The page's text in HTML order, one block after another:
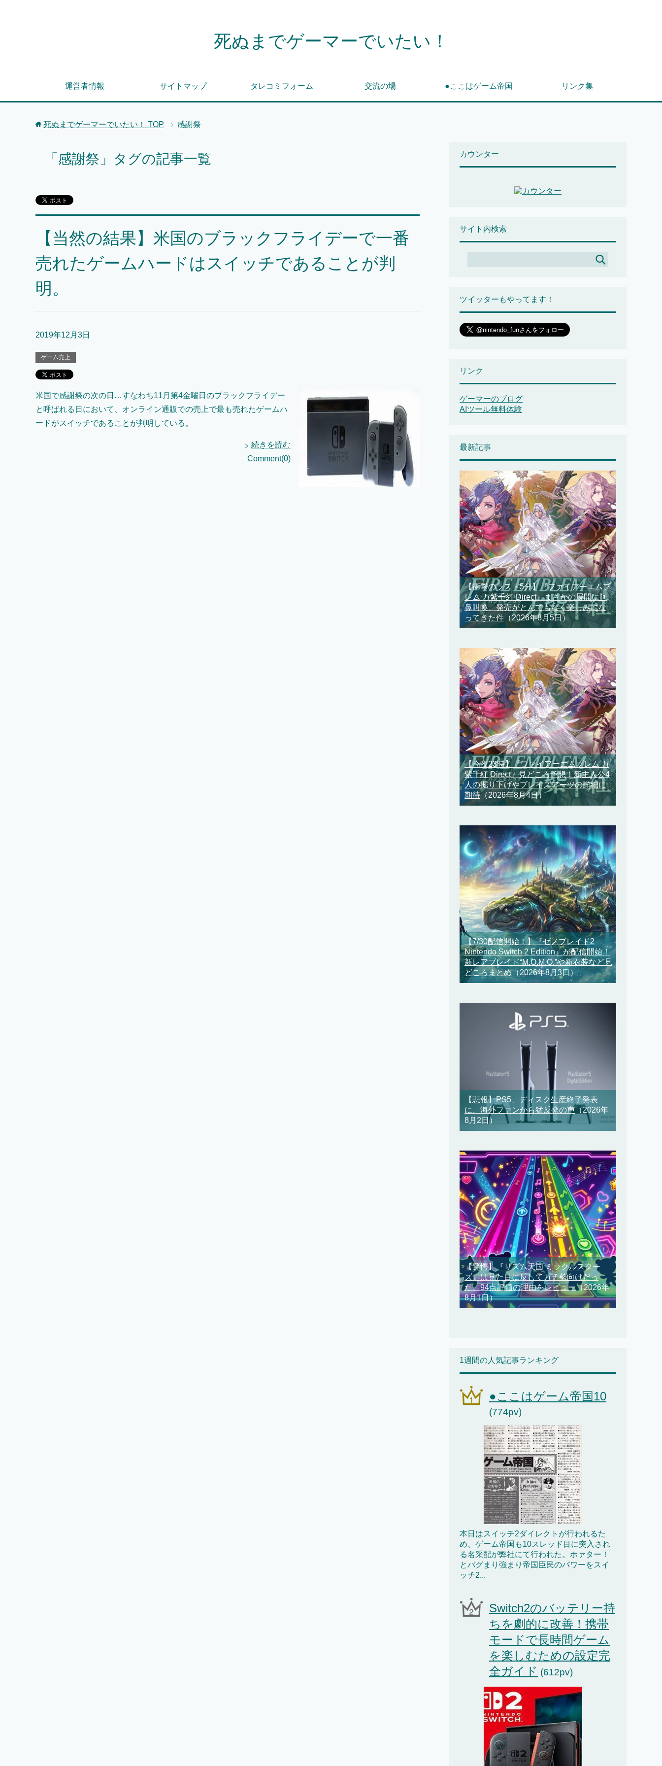
死ぬまでゲーマーでいたい！
運営者情報 サイトマップ タレコミフォーム 交流の場 ●ここはゲーム帝国 リンク集
死ぬまでゲーマーでいたい！ TOP 感謝祭
「感謝祭」タグの記事一覧
【当然の結果】米国のブラックフライデーで一番
売れたゲームハードはスイッチであることが判
明。
2019年12月3日
ゲーム売上
米国で感謝祭の次の日…すなわち11月第4金曜日のブラックフライデー
と呼ばれる日において、オンライン通販での売上で最も売れたゲームハ
ードがスイッチであることが判明している。
続きを読む
Comment(0)
カウンター
サイト内検索
ツイッターもやってます！
リンク
ゲーマーのブログ
AIツール無料体験
最新記事
【衝撃のラスト5分】『ファイアーエムブ
レム 万紫千紅 Direct』まさかの展開に阿
鼻叫喚、発売がとんでもなく楽しみにな
ってきた件 （2026年8月5日）
【今夜23時】『ファイアーエムブレム 万
紫千紅 Direct』見どころ予想！新主人公4
人の掘り下げやブレイズアーツの詳細に
期待（2026年8月4日）
【7/30配信開始！】『ゼノブレイド2
Nintendo Switch 2 Edition』が配信開始！
新レアブレイド“M.O.M.O.”や新衣装など見
どころまとめ（2026年8月3日）
【悲報】PS5、ディスク生産終了発表
に、海外ファンから猛反発の声（2026年
8月2日）
【驚愕】『リズム天国 ミラクルスター
ズ』は見た目に反してガチ勢向けだっ
た、94点評価の理由をレビュー（2026年
8月1日）
1週間の人気記事ランキング
●ここはゲーム帝国10
(774pv)
本日はスイッチ2ダイレクトが行われるた
め、ゲーム帝国も10スレッド目に突入され
る名采配が弊社にて行われた。ホァター！
とバグまり強まり帝国臣民のパワーをスイ
ッチ2...
Switch2のバッテリー持
ちを劇的に改善！携帯
モードで長時間ゲーム
を楽しむための設定完
全ガイド (612pv)